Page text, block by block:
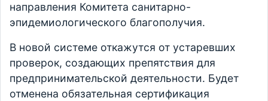
направления Комитета санитарно-
эпидемиологического благополучия.
В новой системе откажутся от устаревших
проверок, создающих препятствия для
предпринимательской деятельности. Будет
отменена обязательная сертификация